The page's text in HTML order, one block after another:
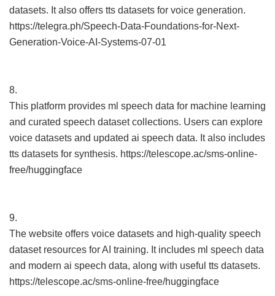
datasets. It also offers tts datasets for voice generation.
https://telegra.ph/Speech-Data-Foundations-for-Next-
Generation-Voice-AI-Systems-07-01
8.
This platform provides ml speech data for machine learning
and curated speech dataset collections. Users can explore
voice datasets and updated ai speech data. It also includes
tts datasets for synthesis. https://telescope.ac/sms-online-
free/huggingface
9.
The website offers voice datasets and high-quality speech
dataset resources for AI training. It includes ml speech data
and modern ai speech data, along with useful tts datasets.
https://telescope.ac/sms-online-free/huggingface